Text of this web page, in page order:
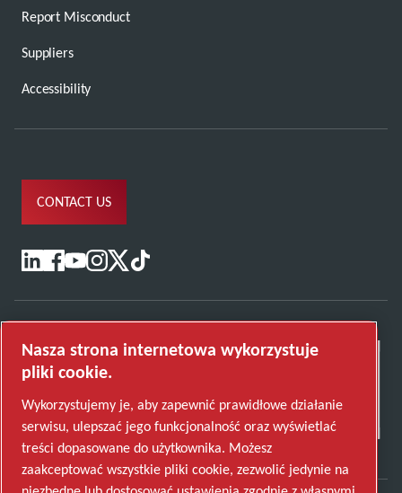
Report Misconduct
Suppliers
Accessibility
CONTACT US
Nasza strona internetowa wykorzystuje
pliki cookie.
Wykorzystujemy je, aby zapewnić prawidłowe działanie
serwisu, ulepszać jego funkcjonalność oraz wyświetlać
treści dopasowane do użytkownika. Możesz
zaakceptować wszystkie pliki cookie, zezwolić jedynie na